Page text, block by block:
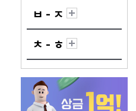
ㅂ - ㅈ
ㅊ - ㅎ